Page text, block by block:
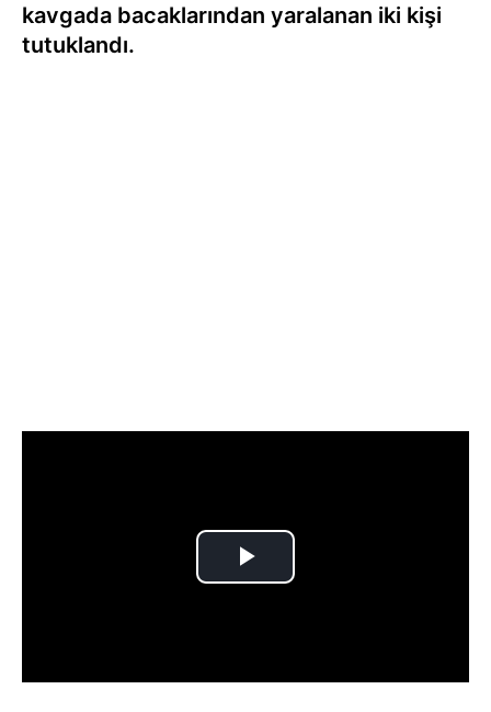
kavgada bacaklarından yaralanan iki kişi
tutuklandı.